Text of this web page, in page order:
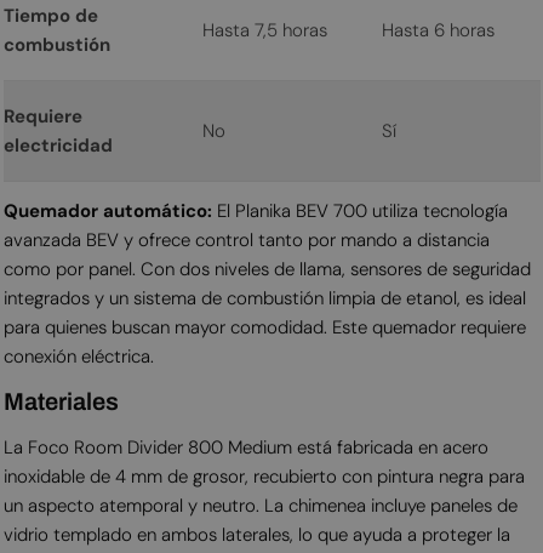
Tiempo de
combustión
Hasta 7,5 horas Hasta 6 horas
Requiere
electricidad
No Sí
Quemador automático: El Planika BEV 700 utiliza tecnología
avanzada BEV y ofrece control tanto por mando a distancia
como por panel. Con dos niveles de llama, sensores de seguridad
integrados y un sistema de combustión limpia de etanol, es ideal
para quienes buscan mayor comodidad. Este quemador requiere
conexión eléctrica.
Materiales
La Foco Room Divider 800 Medium está fabricada en acero
inoxidable de 4 mm de grosor, recubierto con pintura negra para
un aspecto atemporal y neutro. La chimenea incluye paneles de
vidrio templado en ambos laterales, lo que ayuda a proteger la